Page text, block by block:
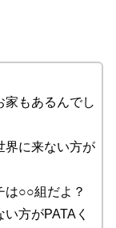
家もあるんでし
界に来ない方が
は○○組だよ？
方がPATAく